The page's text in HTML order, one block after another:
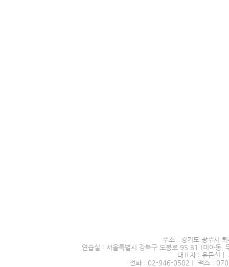
주소 : 경기도 광주시
연습실 : 서울특별시 강북구 도봉로 95 B1 (미아동,
대표자 : 윤돈선
전화 : 02-946-0502｜ 팩스 :